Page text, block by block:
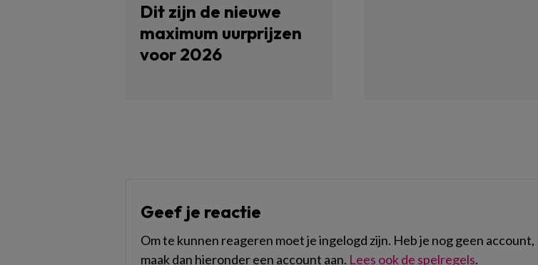
Dit zijn de nieuwe
maximum uurprijzen
voor 2026
Geef je reactie
Om te kunnen reageren moet je ingelogd zijn. Heb je nog geen account,
maak dan hieronder een account aan. Lees ook de spelregels.